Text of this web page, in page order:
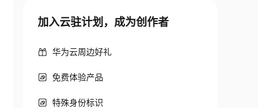
加入云驻计划，成为创作者
华为云周边好礼
免费体验产品
特殊身份标识